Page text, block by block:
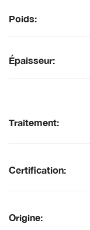
Poids:
Épaisseur:
Traitement:
Certification:
Origine: